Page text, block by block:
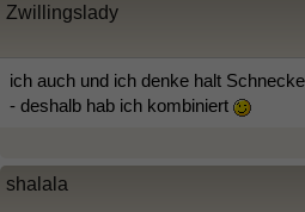
Zwillingslady
ich auch und ich denke halt
- deshalb hab ich kombiniert
shalala